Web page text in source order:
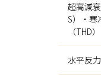
製鉄関連
スクリ
鋳造機械
超高減
S）・寒
（THD）
水平反